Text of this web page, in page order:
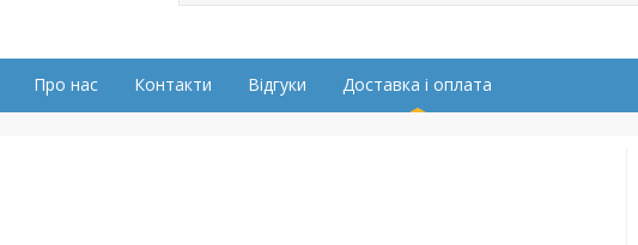
Про нас Контакти Відгуки Доставка і оплата